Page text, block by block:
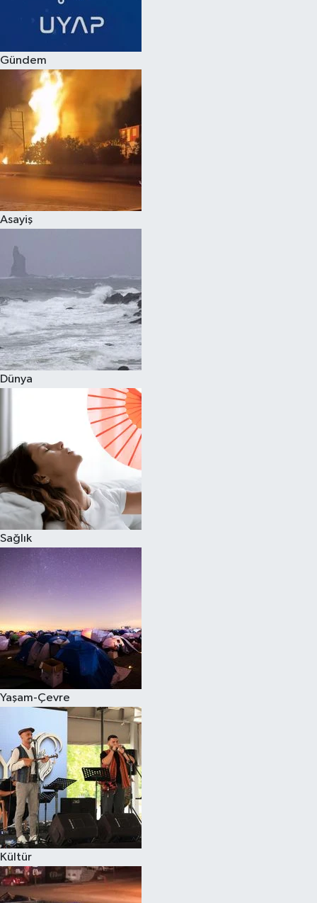
Gündem
Asayiş
Dünya
Sağlık
Yaşam-Çevre
Kültür
Spor
Burç Yorumları
Çocuk
Eğitim
Hava Durumu
Kadın
Kültür Sanat
Sağlık
Siyaset
Televizyon
Yaşam-Çevre